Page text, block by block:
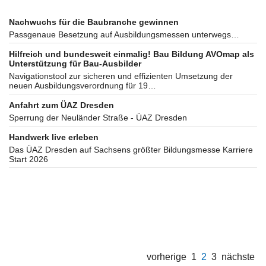
Nachwuchs für die Baubranche gewinnen
Passgenaue Besetzung auf Ausbildungsmessen unterwegs…
Hilfreich und bundesweit einmalig! Bau Bildung AVOmap als
Unterstützung für Bau-Ausbilder
Navigationstool zur sicheren und effizienten Umsetzung der
neuen Ausbildungsverordnung für 19…
Anfahrt zum ÜAZ Dresden
Sperrung der Neuländer Straße - ÜAZ Dresden
Handwerk live erleben
Das ÜAZ Dresden auf Sachsens größter Bildungsmesse Karriere
Start 2026
vorherige 1 2 3 nächste